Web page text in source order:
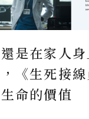
是在家人
《生死接線
命的價值